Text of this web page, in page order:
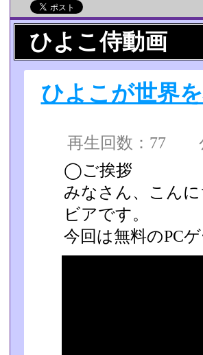
ひよこ侍動画
ひよこが世界
再生回数：77
◯ご挨拶
みなさん、こんに
ビアです。
今回は無料のPC